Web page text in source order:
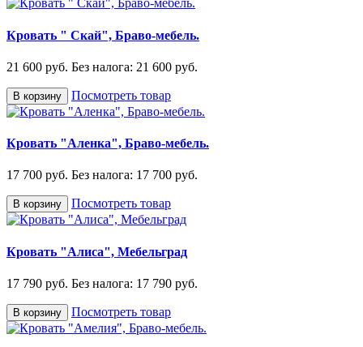
Кровать " Скай", Браво-мебель.
21 600 руб. Без налога: 21 600 руб.
В корзину Посмотреть товар
Кровать "Аленка", Браво-мебель.
17 700 руб. Без налога: 17 700 руб.
В корзину Посмотреть товар
Кровать "Алиса", Мебельград
17 790 руб. Без налога: 17 790 руб.
В корзину Посмотреть товар